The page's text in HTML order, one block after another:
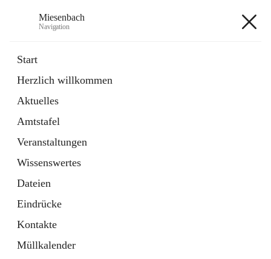
Miesenbach
Navigation
Start
Herzlich willkommen
Aktuelles
Amtstafel
Veranstaltungen
Wissenswertes
Dateien
Eindrücke
Kontakte
Müllkalender
Externe Webseite
in
Tab
Region Schneebergland
Externe Webseite
öffnet
in
neuem
Tab